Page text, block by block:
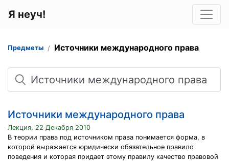
Я неуч!
Предметы Источники международного права
Поиск
Источники международного права
Лекция, 22 Декабря 2010
В теории права под источником права понимается форма, в
которой выражается юридически обязательное правило
поведения и которая придает этому правилу качество правовой